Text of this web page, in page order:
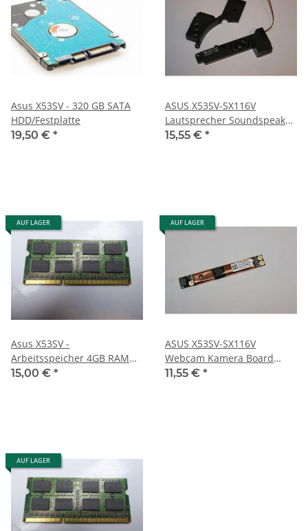
Asus X53SV - 320 GB SATA
HDD/Festplatte
19,50 € *
ASUS X53SV-SX116V
Lautsprecher Soundspeaker
#3252
15,55 € *
AUF LAGER
Asus X53SV -
Arbeitsspeicher 4GB RAM
Memory DDR3
15,00 € *
AUF LAGER
ASUS X53SV-SX116V
Webcam Kamera Board
04G6200086K1 #3252
11,55 € *
AUF LAGER